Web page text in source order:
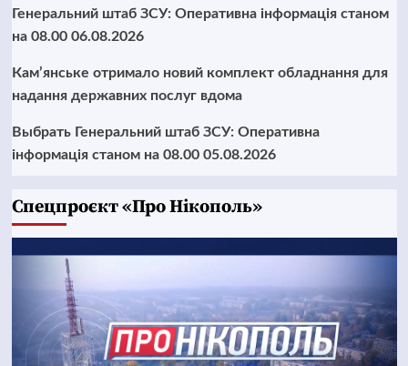
Генеральний штаб ЗСУ: Оперативна інформація станом
на 08.00 06.08.2026
Кам’янське отримало новий комплект обладнання для
надання державних послуг вдома
Выбрать Генеральний штаб ЗСУ: Оперативна
інформація станом на 08.00 05.08.2026
Cпецпроєкт «Про Нікополь»